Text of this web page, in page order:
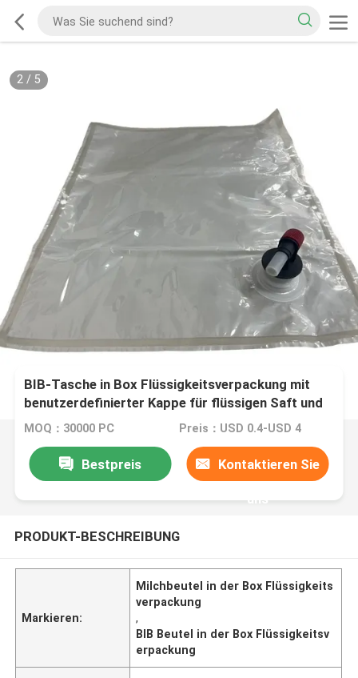
2/ 5
BIB-Tasche in Box Flüssigkeitsverpackung mit
benutzerdefinierter Kappe für flüssigen Saft und
Milch
MOQ：30000 PC Preis：USD 0.4-USD 4
Bestpreis Kontaktieren Sie
uns
PRODUKT-BESCHREIBUNG
Markieren:
Milchbeutel in der Box Flüssigkeits
verpackung
,
BIB Beutel in der Box Flüssigkeitsv
erpackung